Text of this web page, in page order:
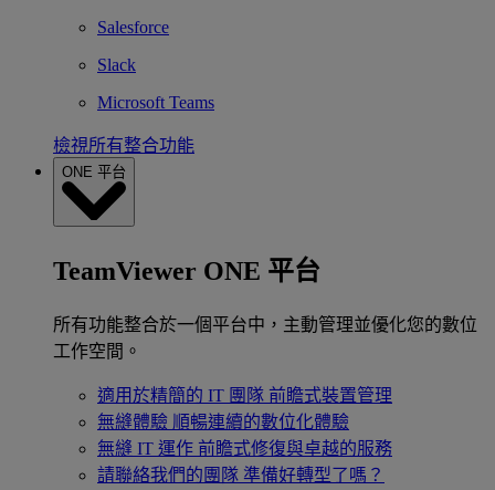
Salesforce
Slack
Microsoft Teams
檢視所有整合功能
ONE 平台
TeamViewer ONE 平台
所有功能整合於一個平台中，主動管理並優化您的數位
工作空間。
適用於精簡的 IT 團隊 前瞻式裝置管理
無縫體驗 順暢連續的數位化體驗
無縫 IT 運作 前瞻式修復與卓越的服務
請聯絡我們的團隊 準備好轉型了嗎？